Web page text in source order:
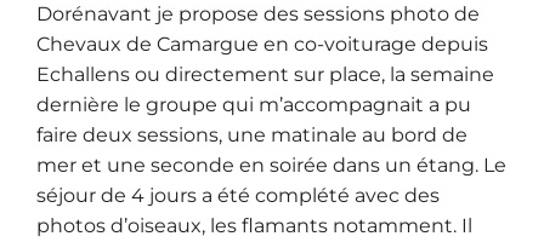
Dorénavant je propose des sessions photo de
Chevaux de Camargue en co-voiturage depuis
Echallens ou directement sur place, la semaine
dernière le groupe qui m’accompagnait a pu
faire deux sessions, une matinale au bord de
mer et une seconde en soirée dans un étang. Le
séjour de 4 jours a été complété avec des
photos d’oiseaux, les flamants notamment. Il